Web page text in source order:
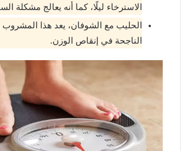
الاسترخاء ليلًا، كما أنه يعالج مشكلة
الحليب مع الشوفان، يعد هذا
الناجحة في إنقاص الوزن.